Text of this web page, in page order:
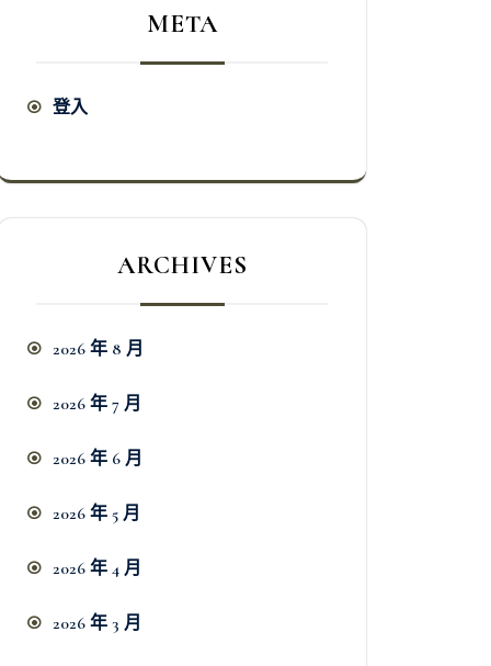
META
登入
ARCHIVES
2026 年 8 月
2026 年 7 月
2026 年 6 月
2026 年 5 月
2026 年 4 月
2026 年 3 月